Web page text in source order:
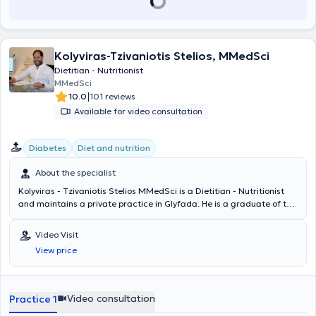
Kolyviras-Tzivaniotis Stelios, MMedSci
Dietitian - Nutritionist
MMedSci
10.0|101 reviews
Available for video consultation
Diabetes Diet and nutrition
About the specialist
Kolyviras - Tzivaniotis Stelios MMedSci is a Dietitian - Nutritionist
and maintains a private practice in Glyfada. He is a graduate of the
Mediterranean University of Crete and holds postgraduate degrees
from the Medical School of the National and Kapodistrian University
of Athens in Pathology of Pregnancy and in Environmental Issues
Management with Health Impacts. He completed his internship and
has served as a Scientific collaborator in clinics and private medical
offices, catering companies, and sports clubs as the responsible
Video Visit
View price
Practice 1 Video consultation